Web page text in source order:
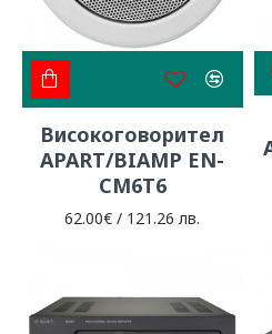
Високоговорител
APART/BIAMP EN-
CM6T6
62.00€ / 121.26 лв.